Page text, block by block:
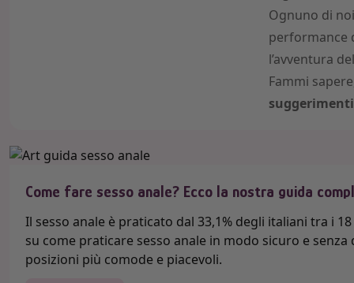
Ognuno di
performance
l’avventura
Fammi
Come fare sesso anale? Ecco la nostra guida
Il sesso anale è praticato dal 33,1% degli italiani tra i
su come praticare sesso anale in modo sicuro e
posizioni più comode e piacevoli.